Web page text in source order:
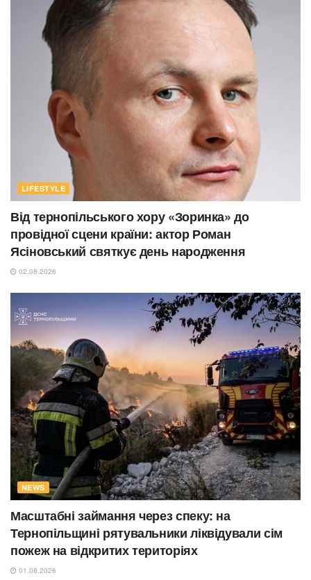
LIFESTYLE
Від тернопільського хору «Зоринка» до
провідної сцени країни: актор Роман
Ясіновський святкує день народження
02.08.2026
NEWS
Масштабні займання через спеку: на
Тернопільщині рятувальники ліквідували сім
пожеж на відкритих територіях
01.08.2026